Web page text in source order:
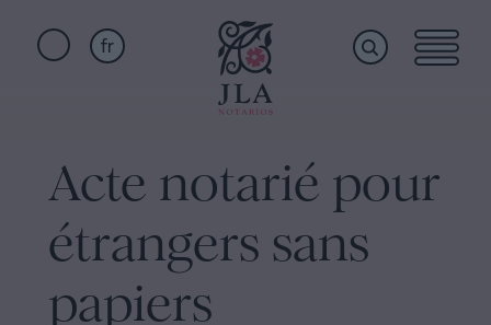
fr
Services
Qui
rapides
Serment
de
Nationalité
Notaire
Acte notarié pour
étrangers sans
papiers